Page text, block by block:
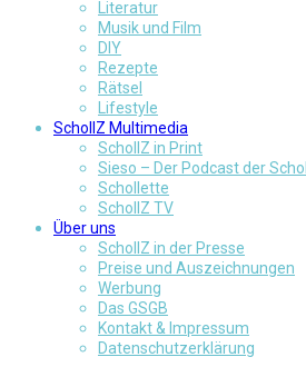
Literatur
Musik und Film
DIY
Rezepte
Rätsel
Lifestyle
SchollZ Multimedia
SchollZ in Print
Sieso – Der Podcast der
Schollette
SchollZ TV
Über uns
SchollZ in der Presse
Preise und Auszeichnungen
Werbung
Das GSGB
Kontakt & Impressum
Datenschutzerklärung